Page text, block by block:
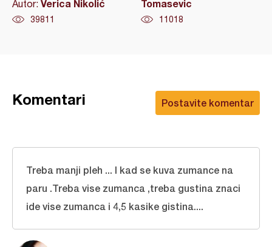
Autor: Verica Nikolić
39811
Tomasevic
11018
Postavite komentar
Komentari
Treba manji pleh ... I kad se kuva zumance na
paru .Treba vise zumanca ,treba gustina znaci
ide vise zumanca i 4,5 kasike gistina....